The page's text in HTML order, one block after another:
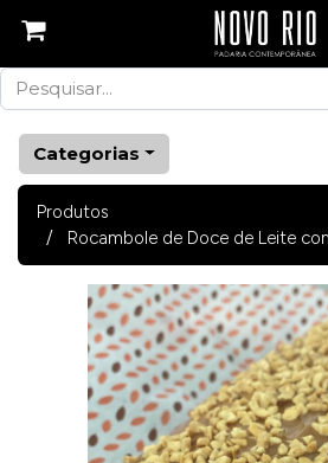
Categorias
Produtos
Rocambole de Doce de Leite